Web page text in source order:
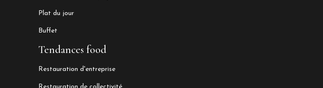
Plat du jour
Buffet
Tendances food
Restauration d'entreprise
Restauration de collectivité